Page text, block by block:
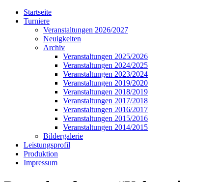
Startseite
Turniere
Veranstaltungen 2026/2027
Neuigkeiten
Archiv
Veranstaltungen 2025/2026
Veranstaltungen 2024/2025
Veranstaltungen 2023/2024
Veranstaltungen 2019/2020
Veranstaltungen 2018/2019
Veranstaltungen 2017/2018
Veranstaltungen 2016/2017
Veranstaltungen 2015/2016
Veranstaltungen 2014/2015
Bildergalerie
Leistungsprofil
Produktion
Impressum